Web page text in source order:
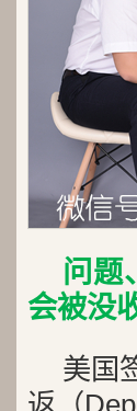
问题
会被没
美国
返（